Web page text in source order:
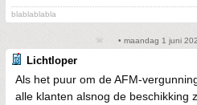
blablablabla
• maandag 1 juni
Lichtloper
Als het puur om de AFM-
alle klanten alsnog de beschikking